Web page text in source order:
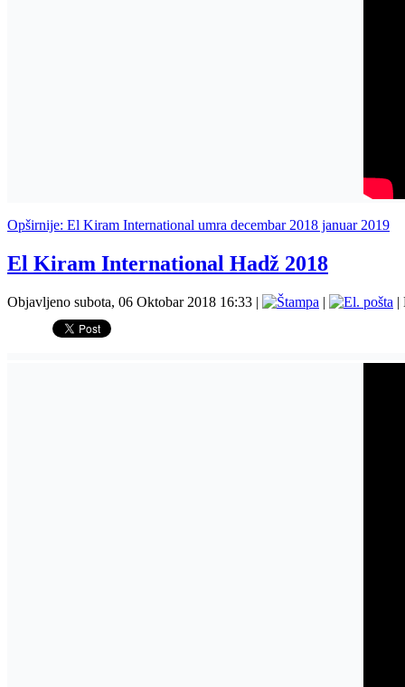
Opširnije: El Kiram International umra decembar 2018 januar 2019
El Kiram International Hadž 2018
Objavljeno subota, 06 Oktobar 2018 16:33 | | |